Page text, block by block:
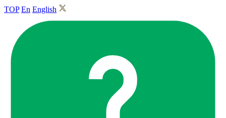
TOP En English